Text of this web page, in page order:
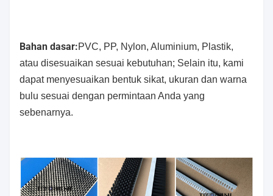
Bahan dasar:PVC, PP, Nylon, Aluminium, Plastik,
atau disesuaikan sesuai kebutuhan; Selain itu, kami
dapat menyesuaikan bentuk sikat, ukuran dan warna
bulu sesuai dengan permintaan Anda yang
sebenarnya.